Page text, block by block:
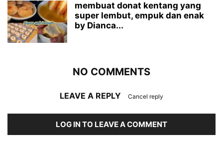
membuat donat kentang yang
super lembut, empuk dan enak
by Dianca...
NO COMMENTS
LEAVE A REPLY Cancel reply
LOG IN TO LEAVE A COMMENT